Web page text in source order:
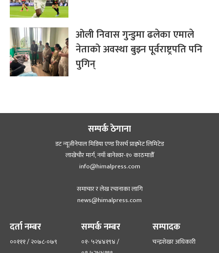
ओली निवास गुन्डुमा ढलेका एमाले
नेताको अवस्था बुझ्न पूर्वराष्ट्रपति पनि
पुगिन्
सम्पर्क ठेगाना
डट न्यूजीनेपाल मिडिया एण्ड रिसर्च प्राइभेट लिमिटेड
लाखेचौर मार्ग, नयाँ बानेश्‍वर-१० काठमाडौँ
info@himalpress.com
समाचार र लेख रचानाका लागि
news@himalpress.com
दर्ता नम्बर
००१११ / २०७८-०७९
सम्पर्क नम्बर
०१- ५२४४१९४ /
सम्पादक
चन्द्रशेखर अधिकारी